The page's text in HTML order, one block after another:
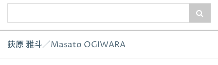
荻原 雅斗／Masato OGIWARA